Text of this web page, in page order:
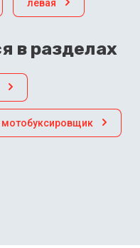
левая
в разделах
мотобуксировщик